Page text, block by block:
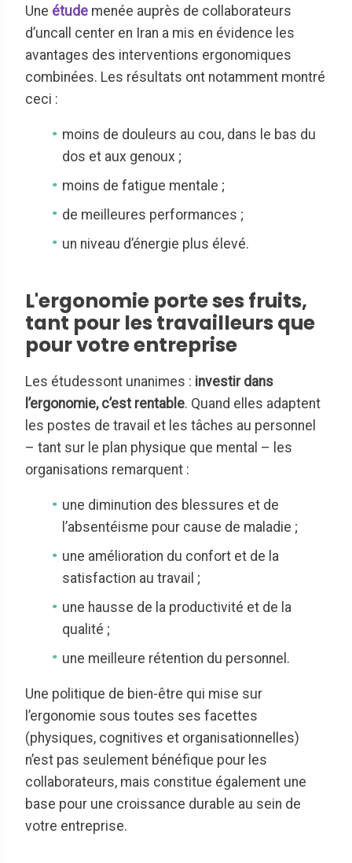
Une étude menée auprès de collaborateurs
d’uncall center en Iran a mis en évidence les
avantages des interventions ergonomiques
combinées. Les résultats ont notamment montré
ceci :
moins de douleurs au cou, dans le bas du
dos et aux genoux ;
moins de fatigue mentale ;
de meilleures performances ;
un niveau d’énergie plus élevé.
L'ergonomie porte ses fruits,
tant pour les travailleurs que
pour votre entreprise
Les étudessont unanimes : investir dans
l’ergonomie, c’est rentable. Quand elles adaptent
les postes de travail et les tâches au personnel
– tant sur le plan physique que mental – les
organisations remarquent :
une diminution des blessures et de
l’absentéisme pour cause de maladie ;
une amélioration du confort et de la
satisfaction au travail ;
une hausse de la productivité et de la
qualité ;
une meilleure rétention du personnel.
Une politique de bien-être qui mise sur
l’ergonomie sous toutes ses facettes
(physiques, cognitives et organisationnelles)
n’est pas seulement bénéfique pour les
collaborateurs, mais constitue également une
base pour une croissance durable au sein de
votre entreprise.